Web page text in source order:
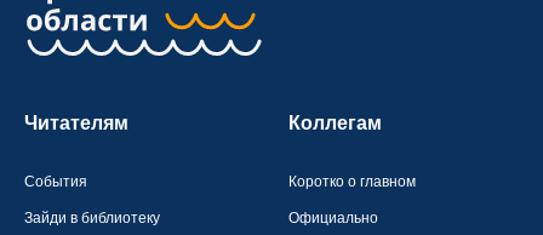
Читателям
События
Зайди в библиотеку
Коллегам
Коротко о главном
Официально